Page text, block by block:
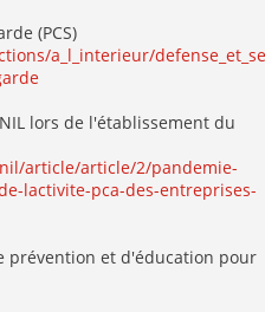
(PCS)
a_l_interieur/
lors de l'établissement du
article/article/2/pandemie-
lactivite-pca-des-entreprises-
et d'éducation pour